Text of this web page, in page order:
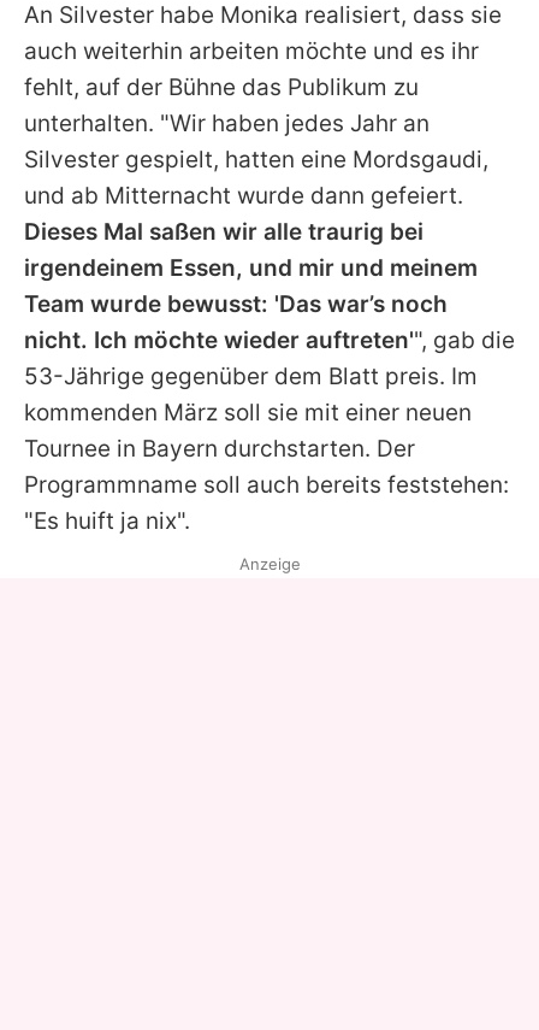
An Silvester habe Monika realisiert, dass sie
auch weiterhin arbeiten möchte und es ihr
fehlt, auf der Bühne das Publikum zu
unterhalten. "Wir haben jedes Jahr an
Silvester gespielt, hatten eine Mordsgaudi,
und ab Mitternacht wurde dann gefeiert.
Dieses Mal saßen wir alle traurig bei
irgendeinem Essen, und mir und meinem
Team wurde bewusst: 'Das war’s noch
nicht. Ich möchte wieder auftreten'", gab die
53-Jährige gegenüber dem Blatt preis. Im
kommenden März soll sie mit einer neuen
Tournee in Bayern durchstarten. Der
Programmname soll auch bereits feststehen:
"Es huift ja nix".
Anzeige